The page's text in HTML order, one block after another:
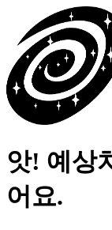
앗! 예상
어요.